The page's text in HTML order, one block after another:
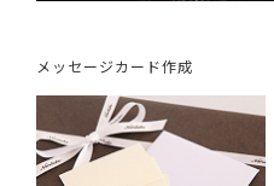
メッセージカード作成